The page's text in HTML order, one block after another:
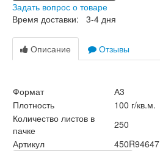
Задать вопрос о товаре
Время доставки: 3-4 дня
Описание Отзывы
Формат
А3
Плотность
100 г/кв.м.
Количество листов в
пачке
250
Артикул
450R94647